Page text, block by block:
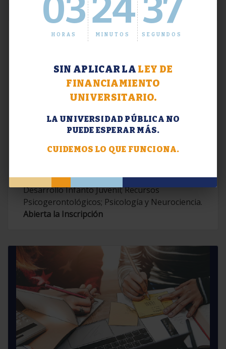
03
HORAS
24
MINUTOS
37
SEGUNDOS
SIN APLICAR LA LEY DE
FINANCIAMIENTO
UNIVERSITARIO.
LA UNIVERSIDAD PÚBLICA NO
PUEDE ESPERAR MÁS.
CUIDEMOS LO QUE FUNCIONA.
Extensión. Diplomaturas 2026.
Contemporáneas; Problemáticas en el
Desarrollo Infanto Juvenil; Recursos
Psicogerontológicos; Psicología y Neurociencia.
Abierta la Inscripción